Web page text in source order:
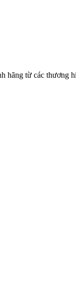
hãng từ các thương